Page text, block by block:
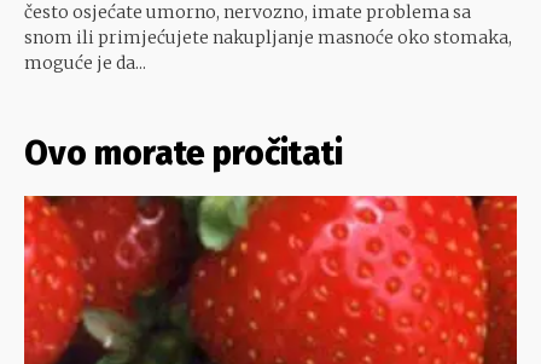
često osjećate umorno, nervozno, imate problema sa
snom ili primjećujete nakupljanje masnoće oko stomaka,
moguće je da...
Ovo morate pročitati